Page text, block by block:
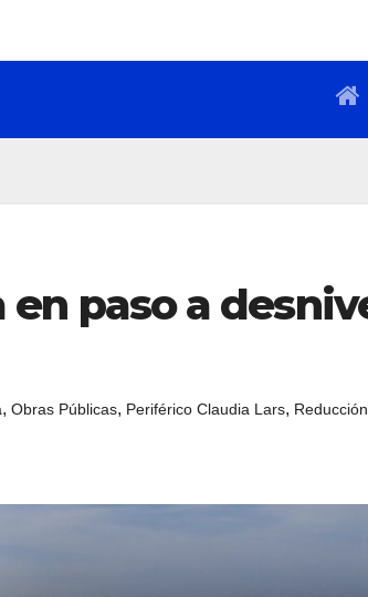
paso a
, Obras Públicas, Periférico Claudia Lars,